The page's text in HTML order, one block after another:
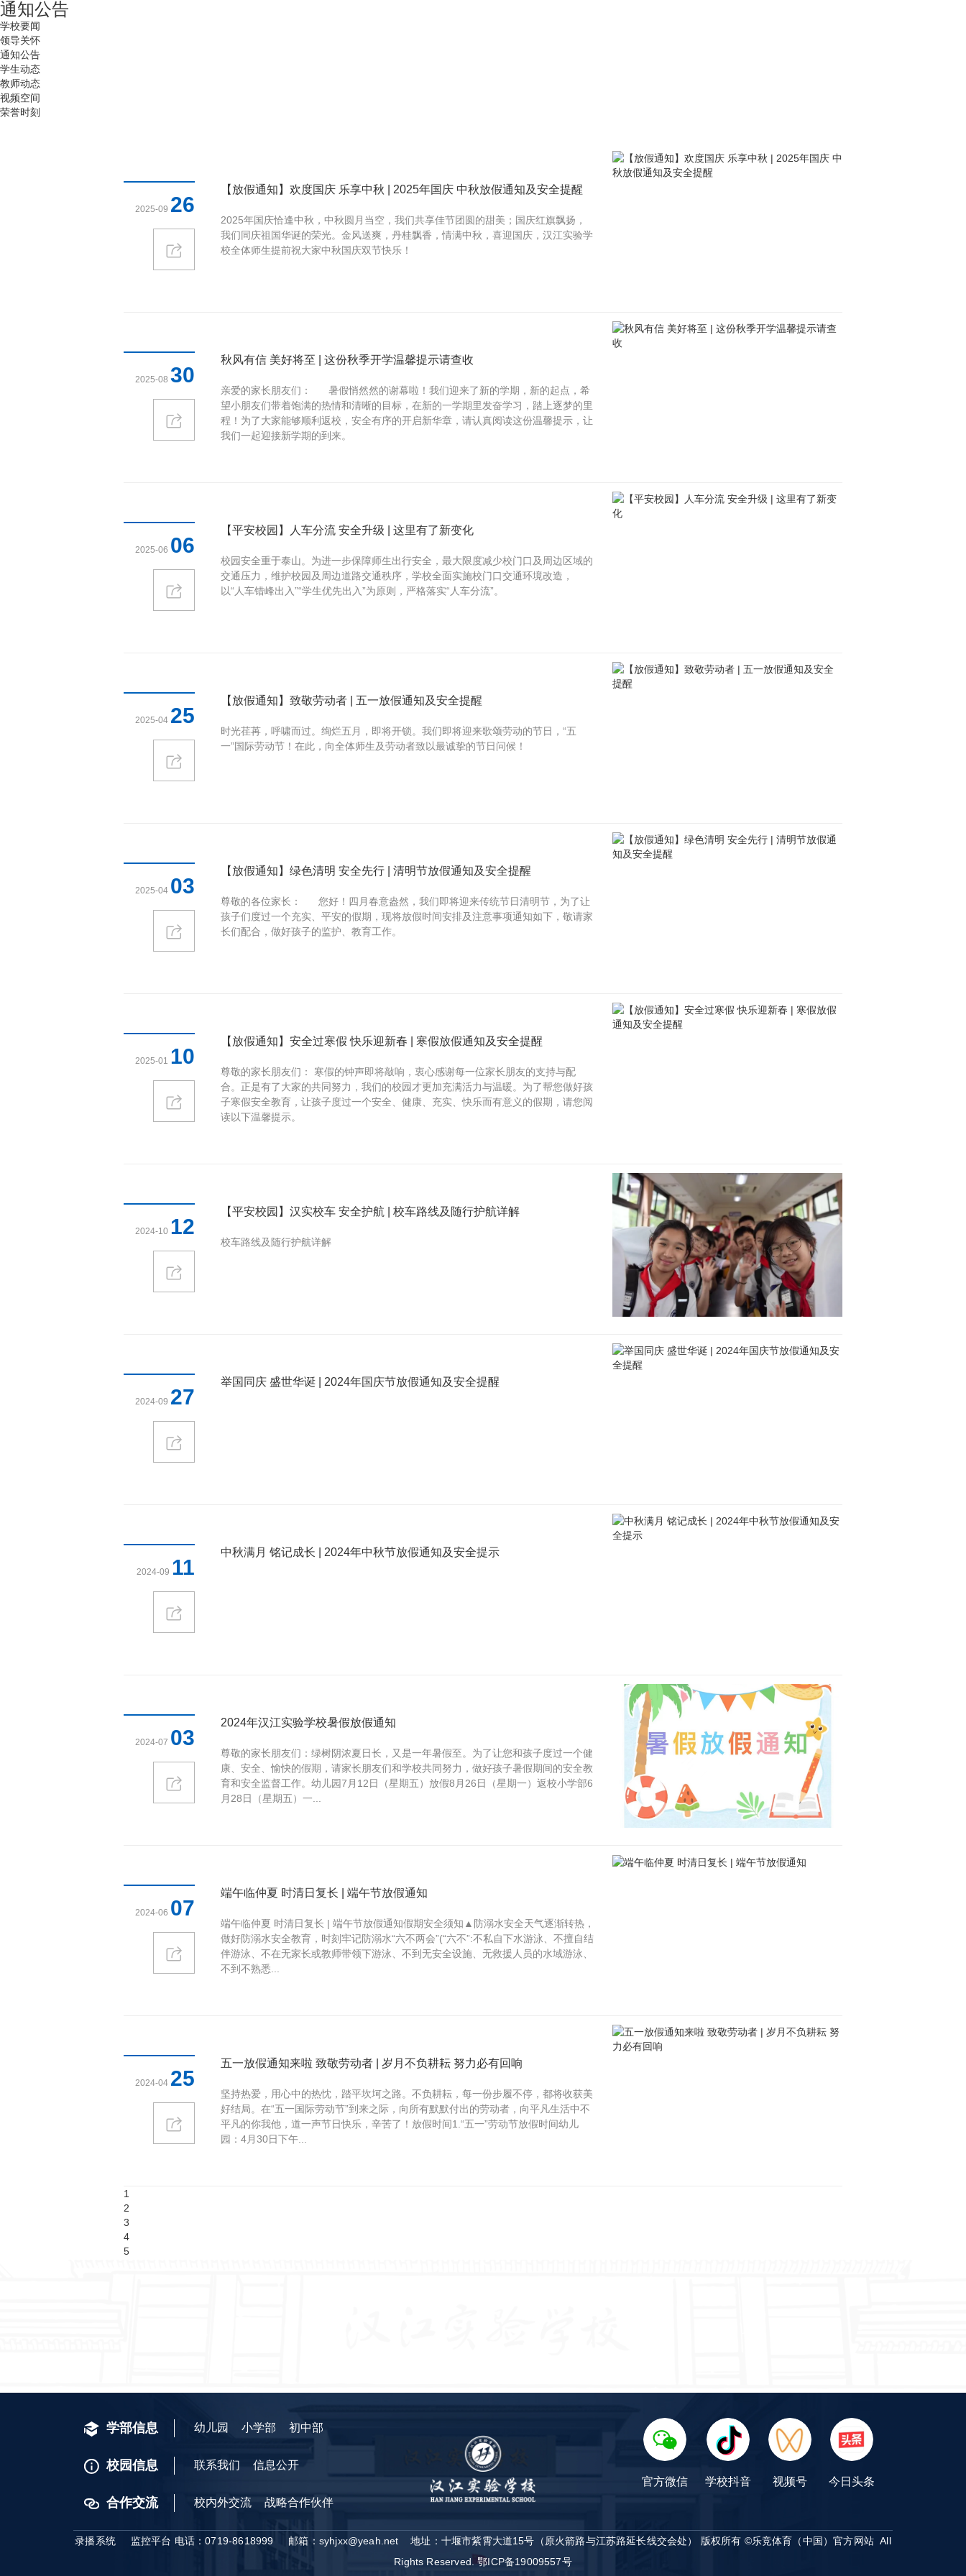
通知公告
学校要闻
领导关怀
通知公告
学生动态
教师动态
视频空间
荣誉时刻
2025-09 26
【放假通知】欢度国庆 乐享中秋 | 2025年国庆 中秋放假通知及安全提醒
2025年国庆恰逢中秋，中秋圆月当空，我们共享佳节团圆的甜美；国庆红旗飘扬，
我们同庆祖国华诞的荣光。金风送爽，丹桂飘香，情满中秋，喜迎国庆，汉江实验学
校全体师生提前祝大家中秋国庆双节快乐！
2025-08 30
秋风有信 美好将至 | 这份秋季开学温馨提示请查收
亲爱的家长朋友们： 暑假悄然然的谢幕啦！我们迎来了新的学期，新的起点，希
望小朋友们带着饱满的热情和清晰的目标，在新的一学期里发奋学习，踏上逐梦的里
程！为了大家能够顺利返校，安全有序的开启新华章，请认真阅读这份温馨提示，让
我们一起迎接新学期的到来。
2025-06 06
【平安校园】人车分流 安全升级 | 这里有了新变化
校园安全重于泰山。为进一步保障师生出行安全，最大限度减少校门口及周边区域的
交通压力，维护校园及周边道路交通秩序，学校全面实施校门口交通环境改造，
以“人车错峰出入”“学生优先出入”为原则，严格落实“人车分流”。
2025-04 25
【放假通知】致敬劳动者 | 五一放假通知及安全提醒
时光荏苒，呼啸而过。绚烂五月，即将开锁。我们即将迎来歌颂劳动的节日，“五
一”国际劳动节！在此，向全体师生及劳动者致以最诚挚的节日问候！
2025-04 03
【放假通知】绿色清明 安全先行 | 清明节放假通知及安全提醒
尊敬的各位家长： 您好！四月春意盎然，我们即将迎来传统节日清明节，为了让
孩子们度过一个充实、平安的假期，现将放假时间安排及注意事项通知如下，敬请家
长们配合，做好孩子的监护、教育工作。
2025-01 10
【放假通知】安全过寒假 快乐迎新春 | 寒假放假通知及安全提醒
尊敬的家长朋友们： 寒假的钟声即将敲响，衷心感谢每一位家长朋友的支持与配
合。正是有了大家的共同努力，我们的校园才更加充满活力与温暖。为了帮您做好孩
子寒假安全教育，让孩子度过一个安全、健康、充实、快乐而有意义的假期，请您阅
读以下温馨提示。
2024-10 12
【平安校园】汉实校车 安全护航 | 校车路线及随行护航详解
校车路线及随行护航详解
2024-09 27
举国同庆 盛世华诞 | 2024年国庆节放假通知及安全提醒
2024-09 11
中秋满月 铭记成长 | 2024年中秋节放假通知及安全提示
2024-07 03
2024年汉江实验学校暑假放假通知
尊敬的家长朋友们：绿树阴浓夏日长，又是一年暑假至。为了让您和孩子度过一个健
康、安全、愉快的假期，请家长朋友们和学校共同努力，做好孩子暑假期间的安全教
育和安全监督工作。幼儿园7月12日（星期五）放假8月26日（星期一）返校小学部6
月28日（星期五）一...
2024-06 07
端午临仲夏 时清日复长 | 端午节放假通知
端午临仲夏 时清日复长 | 端午节放假通知假期安全须知▲防溺水安全天气逐渐转热，
做好防溺水安全教育，时刻牢记防溺水“六不两会”(“六不”:不私自下水游泳、不擅自结
伴游泳、不在无家长或教师带领下游泳、不到无安全设施、无救援人员的水域游泳、
不到不熟悉...
2024-04 25
五一放假通知来啦 致敬劳动者 | 岁月不负耕耘 努力必有回响
坚持热爱，用心中的热忱，踏平坎坷之路。不负耕耘，每一份步履不停，都将收获美
好结局。在“五一国际劳动节”到来之际，向所有默默付出的劳动者，向平凡生活中不
平凡的你我他，道一声节日快乐，辛苦了！放假时间1.“五一”劳动节放假时间幼儿
园：4月30日下午...
1
2
3
4
5
学部信息 幼儿园 小学部 初中部
校园信息 联系我们 信息公开
合作交流 校内外交流 战略合作伙伴
官方微信 学校抖音 视频号 今日头条
录播系统 监控平台 电话：0719-8618999 邮箱：syhjxx@yeah.net地址：十堰市紫霄大道15号（原火箭路与江苏路延长线交会处）
版权所有 ©️乐竞体育（中国）官方网站 All
Rights Reserved.鄂ICP备19009557号